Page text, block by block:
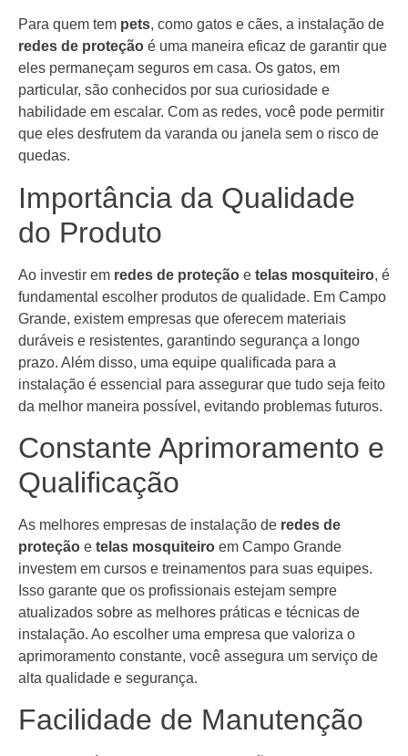
Para quem tem pets, como gatos e cães, a instalação de
redes de proteção é uma maneira eficaz de garantir que
eles permaneçam seguros em casa. Os gatos, em
particular, são conhecidos por sua curiosidade e
habilidade em escalar. Com as redes, você pode permitir
que eles desfrutem da varanda ou janela sem o risco de
quedas.
Importância da Qualidade
do Produto
Ao investir em redes de proteção e telas mosquiteiro, é
fundamental escolher produtos de qualidade. Em Campo
Grande, existem empresas que oferecem materiais
duráveis e resistentes, garantindo segurança a longo
prazo. Além disso, uma equipe qualificada para a
instalação é essencial para assegurar que tudo seja feito
da melhor maneira possível, evitando problemas futuros.
Constante Aprimoramento e
Qualificação
As melhores empresas de instalação de redes de
proteção e telas mosquiteiro em Campo Grande
investem em cursos e treinamentos para suas equipes.
Isso garante que os profissionais estejam sempre
atualizados sobre as melhores práticas e técnicas de
instalação. Ao escolher uma empresa que valoriza o
aprimoramento constante, você assegura um serviço de
alta qualidade e segurança.
Facilidade de Manutenção